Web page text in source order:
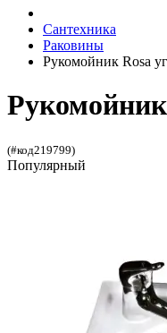
Сантехника
Раковины
Рукомойник Rosa
(#код219799)
Популярный